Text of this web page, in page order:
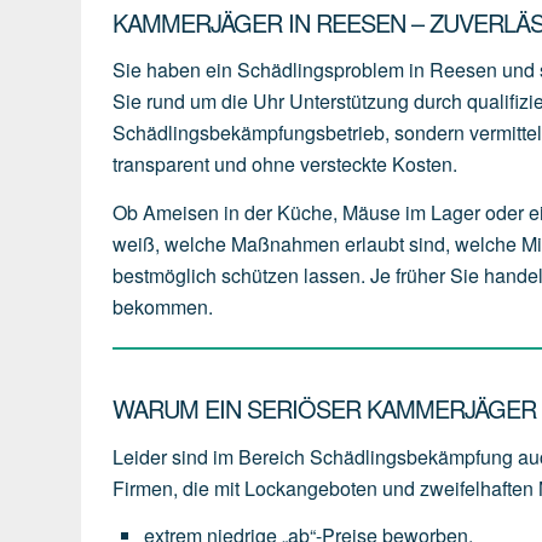
KAMMERJÄGER IN REESEN –
Sie haben ein Schädlingsproblem in Reesen
Sie rund um die Uhr Unterstützung durch
Schädlingsbekämpfungsbetrieb, sondern
transparent und ohne versteckte Kosten.
Ob Ameisen in der Küche, Mäuse im Lager oder
weiß, welche Maßnahmen erlaubt sind, welche
bestmöglich schützen lassen. Je früher Sie
bekommen.
WARUM EIN SERIÖSER
Leider sind im Bereich Schädlingsbekämpfung
Firmen, die mit Lockangeboten und
extrem niedrige„ab“-Preisebeworben,